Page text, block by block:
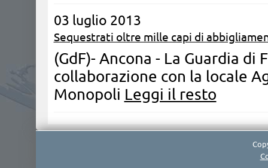
03 luglio 2013
Sequestrati oltre mille capi di
(GdF)- Ancona - La Guardia di
collaborazione con la locale
Monopoli Leggi il resto